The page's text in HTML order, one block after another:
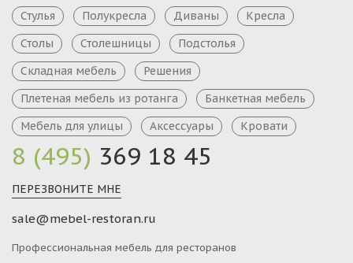
8 (495) 369 18 45
ПЕРЕЗВОНИТЕ МНЕ
sale@mebel-restoran.ru
Профессиональная мебель для ресторанов
Стулья Полукресла Диваны
Кресла
Столы
Столешницы
Подстолья
Складная мебель
Решения
Плетеная мебель из ротанга
Банкетная мебель
Мебель для улицы
Аксессуары Кровати